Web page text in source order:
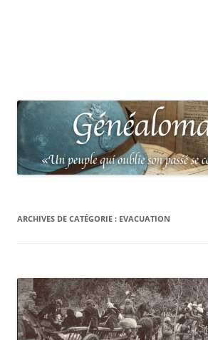
ARCHIVES DE CATÉGORIE : EVACUATION